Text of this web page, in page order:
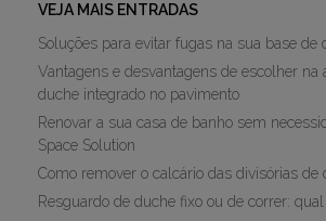
VEJA MAIS ENTRADAS
Soluções para evitar fugas na sua base de
Vantagens e desvantagens de escolher na
duche integrado no pavimento
Renovar a sua casa de banho sem
Space Solution
Como remover o calcário das divisórias de
Resguardo de duche fixo ou de correr: